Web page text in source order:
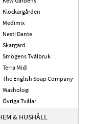
Klockargården
Medimix
Nesti Dante
Skargard
Smögens Tvålbruk
Terra Midi
The English Soap Company
Washologi
Övriga Tvålar
& HUSHÅLL